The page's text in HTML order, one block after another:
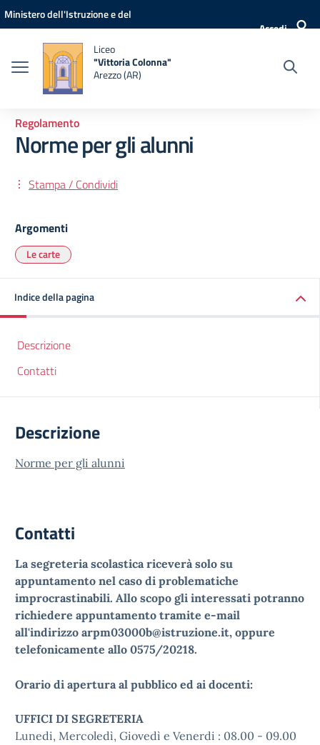
Vai ai contenuti
Vai al menu di navigazione
Vai al footer
Ministero dell'Istruzione e del
Accedi
Liceo
"Vittoria Colonna"
Arezzo (AR)
Regolamento
Norme per gli alunni
Stampa / Condividi
Argomenti
Le carte
Indice della pagina
Descrizione
Contatti
Descrizione
Norme per gli alunni
Contatti
La segreteria scolastica riceverà solo su
appuntamento nel caso di problematiche
improcrastinabili. Allo scopo gli interessati potranno
richiedere appuntamento tramite e-mail
all'indirizzo arpm03000b@istruzione.it, oppure
telefonicamente allo 0575/20218.
Orario di apertura al pubblico ed ai docenti:
UFFICI DI SEGRETERIA
Lunedi, Mercoledì, Giovedì e Venerdi : 08.00 - 09.00